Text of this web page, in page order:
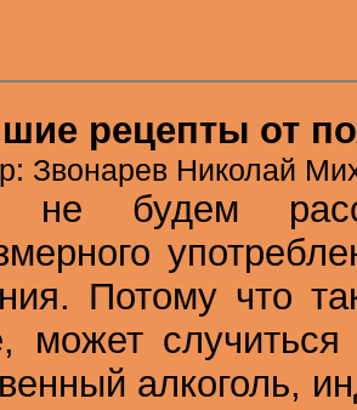
рецепты от
Звонарев Николай
будем
Потому что
может
алкоголь,